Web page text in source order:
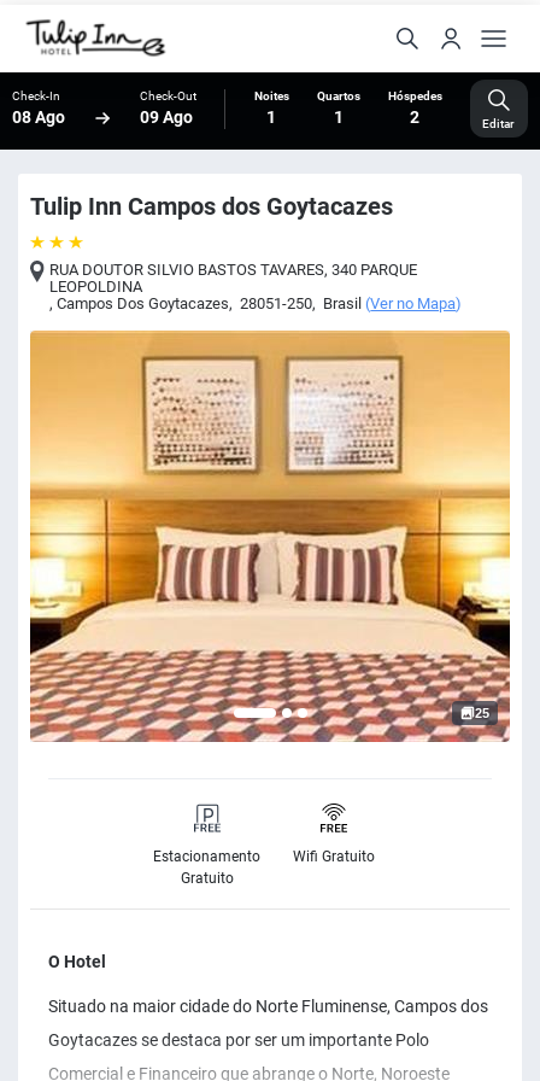
Check-In
08 Ago
Check-Out
09 Ago
Noites
1
Quartos
1
Hóspedes
2 Editar
Tulip Inn Campos dos Goytacazes
RUA DOUTOR SILVIO BASTOS TAVARES, 340 PARQUE
LEOPOLDINA
,Campos Dos Goytacazes, 28051-250, Brasil (Ver no Mapa)
25
Estacionamento
Gratuito
Wifi Gratuito
O Hotel
Situado na maior cidade do Norte Fluminense, Campos dos
Goytacazes se destaca por ser um importante Polo
Comercial e Financeiro que abrange o Norte, Noroeste